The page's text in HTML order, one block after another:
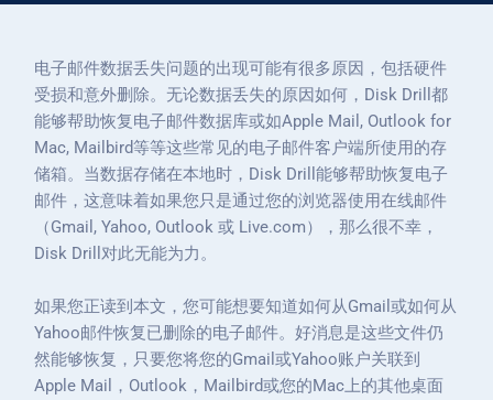
电子邮件数据丢失问题的出现可能有很多原因，包括硬件
受损和意外删除。无论数据丢失的原因如何，Disk Drill都
能够帮助恢复电子邮件数据库或如Apple Mail, Outlook for
Mac, Mailbird等等这些常见的电子邮件客户端所使用的存
储箱。当数据存储在本地时，Disk Drill能够帮助恢复电子
邮件，这意味着如果您只是通过您的浏览器使用在线邮件
（Gmail, Yahoo, Outlook 或 Live.com），那么很不幸，
Disk Drill对此无能为力。
如果您正读到本文，您可能想要知道如何从Gmail或如何从
Yahoo邮件恢复已删除的电子邮件。好消息是这些文件仍
然能够恢复，只要您将您的Gmail或Yahoo账户关联到
Apple Mail，Outlook，Mailbird或您的Mac上的其他桌面